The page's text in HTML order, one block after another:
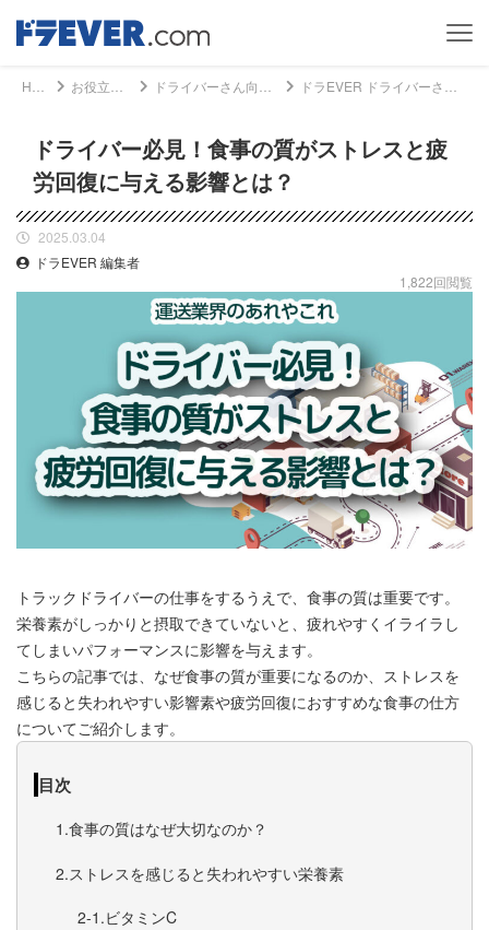
ドライバー必見！食事の質がストレスと疲
労回復に与える影響とは？
2025.03.04
ドラEVER 編集者
1,822回閲覧
トラックドライバーの仕事をするうえで、食事の質は重要です。
栄養素がしっかりと摂取できていないと、疲れやすくイライラし
てしまいパフォーマンスに影響を与えます。
こちらの記事では、なぜ食事の質が重要になるのか、ストレスを
感じると失われやすい影響素や疲労回復におすすめな食事の仕方
についてご紹介します。
目次
食事の質はなぜ大切なのか？
ストレスを感じると失われやすい栄養素
ビタミンC